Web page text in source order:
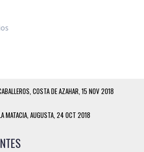
COSTA DE AZAHAR, 15 NOV 2018
MATACIA, AUGUSTA, 24 OCT 2018